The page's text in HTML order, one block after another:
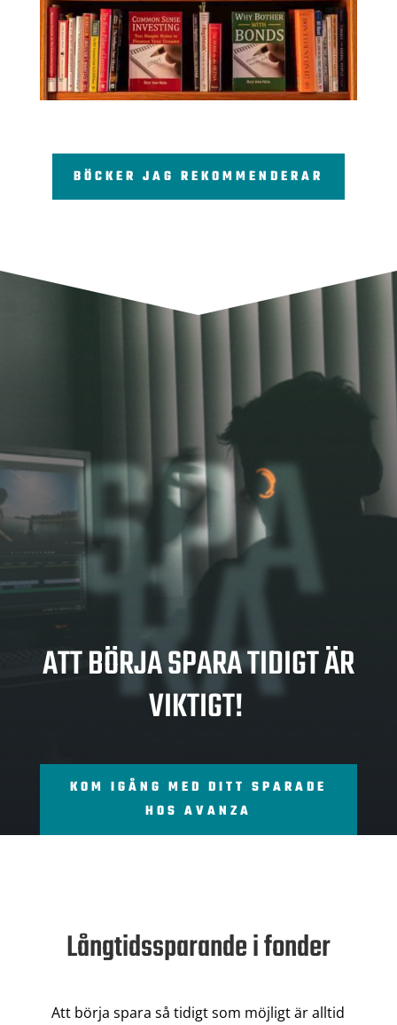
BÖCKER JAG REKOMMENDERAR
SPA
RA
ATT BÖRJA SPARA TIDIGT ÄR
VIKTIGT!
KOM IGÅNG MED DITT SPARADE
HOS AVANZA
Långtidssparande i fonder
Att börja spara så tidigt som möjligt är alltid